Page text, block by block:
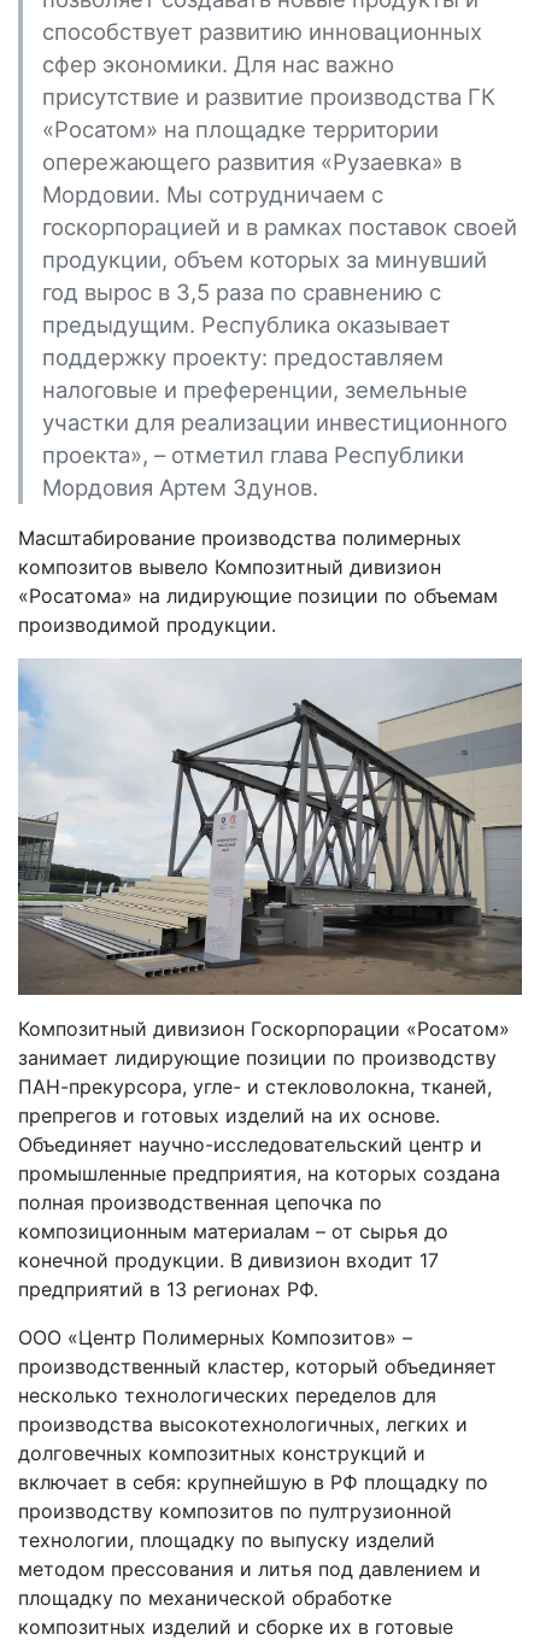
способствует развитию инновационных
сфер экономики. Для нас важно
присутствие и развитие производства ГК
«Росатом» на площадке территории
опережающего развития «Рузаевка» в
Мордовии. Мы сотрудничаем с
госкорпорацией и в рамках поставок своей
продукции, объем которых за минувший
год вырос в 3,5 раза по сравнению с
предыдущим. Республика оказывает
поддержку проекту: предоставляем
налоговые и преференции, земельные
участки для реализации инвестиционного
проекта», – отметил глава Республики
Мордовия Артем Здунов.
Масштабирование производства полимерных
композитов вывело Композитный дивизион
«Росатома» на лидирующие позиции по объемам
производимой продукции.
Композитный дивизион Госкорпорации «Росатом»
занимает лидирующие позиции по производству
ПАН-прекурсора, угле- и стекловолокна, тканей,
препрегов и готовых изделий на их основе.
Объединяет научно-исследовательский центр и
промышленные предприятия, на которых создана
полная производственная цепочка по
композиционным материалам – от сырья до
конечной продукции. В дивизион входит 17
предприятий в 13 регионах РФ.
ООО «Центр Полимерных Композитов» –
производственный кластер, который объединяет
несколько технологических переделов для
производства высокотехнологичных, легких и
долговечных композитных конструкций и
включает в себя: крупнейшую в РФ площадку по
производству композитов по пултрузионной
технологии, площадку по выпуску изделий
методом прессования и литья под давлением и
площадку по механической обработке
композитных изделий и сборке их в готовые